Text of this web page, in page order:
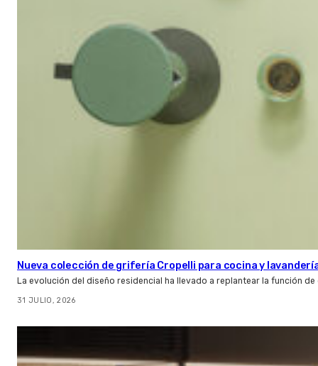
Nueva colección de grifería Cropelli para cocina y
La evolución del diseño residencial ha llevado a replantear la función
31 JULIO, 2026